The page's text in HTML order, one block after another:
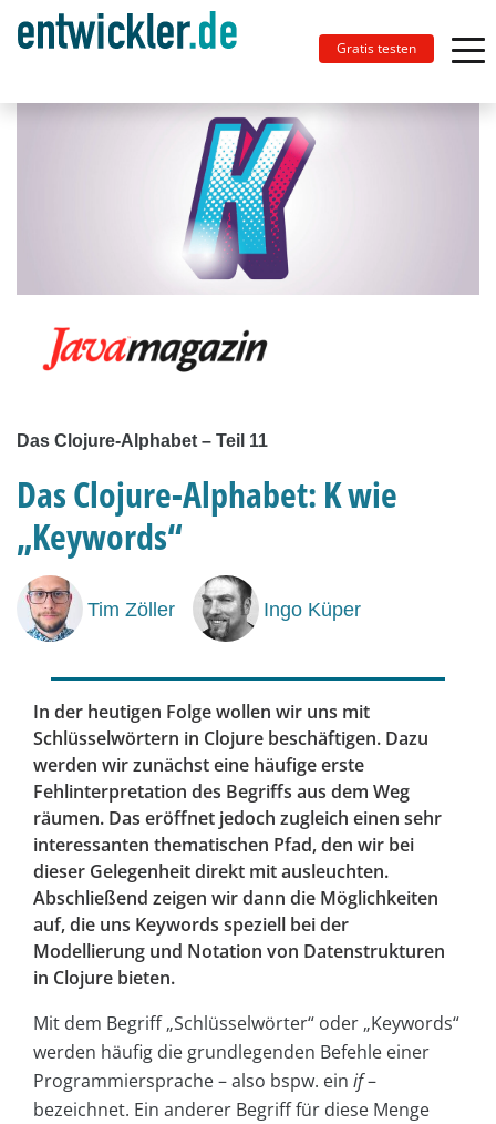
Gratis testen
Das Clojure-Alphabet – Teil 11
Das Clojure-Alphabet: K wie
„Keywords“
Tim Zöller Ingo Küper
In der heutigen Folge wollen wir uns mit
Schlüsselwörtern in Clojure beschäftigen. Dazu
werden wir zunächst eine häufige erste
Fehlinterpretation des Begriffs aus dem Weg
räumen. Das eröffnet jedoch zugleich einen sehr
interessanten thematischen Pfad, den wir bei
dieser Gelegenheit direkt mit ausleuchten.
Abschließend zeigen wir dann die Möglichkeiten
auf, die uns Keywords speziell bei der
Modellierung und Notation von Datenstrukturen
in Clojure bieten.
Mit dem Begriff „Schlüsselwörter“ oder „Keywords“
werden häufig die grundlegenden Befehle einer
Programmiersprache – also bspw. ein if–
bezeichnet. Ein anderer Begriff für diese Menge